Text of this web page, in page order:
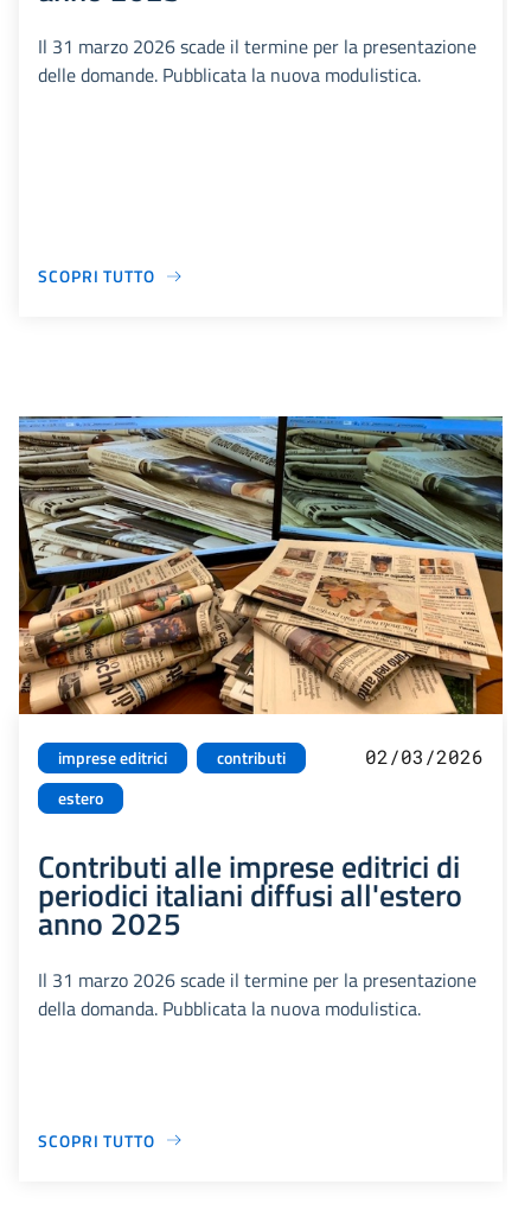
Il 31 marzo 2026 scade il termine per la presentazione
delle domande. Pubblicata la nuova modulistica.
SCOPRI TUTTO
imprese editrici
contributi
estero
02/03/2026
Contributi alle imprese editrici di
periodici italiani diffusi all'estero
anno 2025
Il 31 marzo 2026 scade il termine per la presentazione
della domanda. Pubblicata la nuova modulistica.
SCOPRI TUTTO